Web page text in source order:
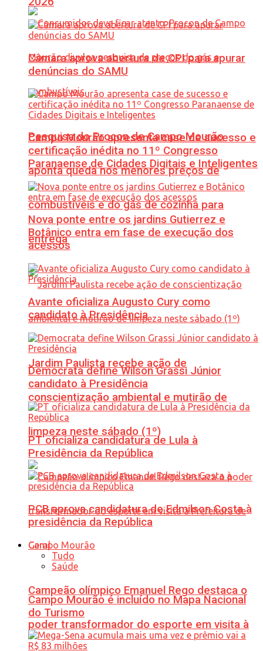
Pesquisa do Procon de Campo Mourão
aponta queda nos menores preços de
combustíveis e do gás de cozinha para
entrega
Jardim Paulista recebe ação de
conscientização ambiental e mutirão de
limpeza neste sábado (1º)
Campeão olímpico Emanuel Rego destaca o
poder transformador do esporte em visita à
Câmara aprova abertura de CPI para apurar
denúncias do SAMU
Campo Mourão apresenta case de sucesso e
certificação inédita no 11º Congresso
Paranaense de Cidades Digitais e Inteligentes
Nova ponte entre os jardins Gutierrez e
Botânico entra em fase de execução dos
acessos
Avante oficializa Augusto Cury como
candidato à Presidência
Democrata define Wilson Grassi Júnior
candidato à Presidência
PT oficializa candidatura de Lula à
Presidência da República
PCB aprova candidatura de Edmilson Costa à
presidência da República
Geral
Tudo
Saúde
Campo Mourão é incluído no Mapa Nacional
do Turismo